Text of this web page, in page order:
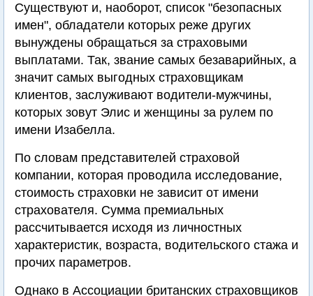
Существуют и, наоборот, список "безопасных
имен", обладатели которых реже других
вынуждены обращаться за страховыми
выплатами. Так, звание самых безаварийных, а
значит самых выгодных страховщикам
клиентов, заслуживают водители-мужчины,
которых зовут Элис и женщины за рулем по
имени Изабелла.
По словам представителей страховой
компании, которая проводила исследование,
стоимость страховки не зависит от имени
страхователя. Сумма премиальных
рассчитывается исходя из личностных
характеристик, возраста, водительского стажа и
прочих параметров.
Однако в Ассоциации британских страховщиков